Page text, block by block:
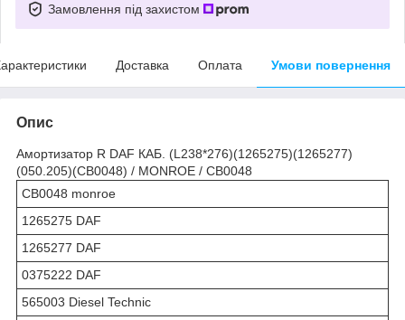
Замовлення під захистом
Доставка Оплата Умови повернення
Опис
Амортизатор R DAF КАБ. (L238*276)(1265275)(1265277)
(050.205)(CB0048) / MONROE / CB0048
CB0048 monroe
1265275 DAF
1265277 DAF
0375222 DAF
565003 Diesel Technic